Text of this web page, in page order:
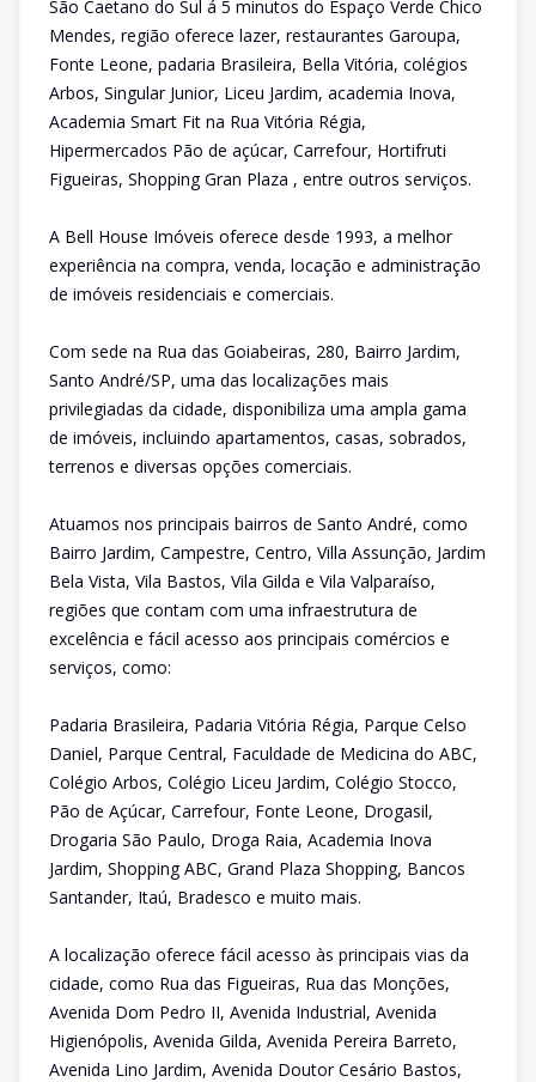
São Caetano do Sul á 5 minutos do Espaço Verde Chico
Mendes, região oferece lazer, restaurantes Garoupa,
Fonte Leone, padaria Brasileira, Bella Vitória, colégios
Arbos, Singular Junior, Liceu Jardim, academia Inova,
Academia Smart Fit na Rua Vitória Régia,
Hipermercados Pão de açúcar, Carrefour, Hortifruti
Figueiras, Shopping Gran Plaza , entre outros serviços.
A Bell House Imóveis oferece desde 1993, a melhor
experiência na compra, venda, locação e administração
de imóveis residenciais e comerciais.
Com sede na Rua das Goiabeiras, 280, Bairro Jardim,
Santo André/SP, uma das localizações mais
privilegiadas da cidade, disponibiliza uma ampla gama
de imóveis, incluindo apartamentos, casas, sobrados,
terrenos e diversas opções comerciais.
Atuamos nos principais bairros de Santo André, como
Bairro Jardim, Campestre, Centro, Villa Assunção, Jardim
Bela Vista, Vila Bastos, Vila Gilda e Vila Valparaíso,
regiões que contam com uma infraestrutura de
excelência e fácil acesso aos principais comércios e
serviços, como:
Padaria Brasileira, Padaria Vitória Régia, Parque Celso
Daniel, Parque Central, Faculdade de Medicina do ABC,
Colégio Arbos, Colégio Liceu Jardim, Colégio Stocco,
Pão de Açúcar, Carrefour, Fonte Leone, Drogasil,
Drogaria São Paulo, Droga Raia, Academia Inova
Jardim, Shopping ABC, Grand Plaza Shopping, Bancos
Santander, Itaú, Bradesco e muito mais.
A localização oferece fácil acesso às principais vias da
cidade, como Rua das Figueiras, Rua das Monções,
Avenida Dom Pedro II, Avenida Industrial, Avenida
Higienópolis, Avenida Gilda, Avenida Pereira Barreto,
Avenida Lino Jardim, Avenida Doutor Cesário Bastos,